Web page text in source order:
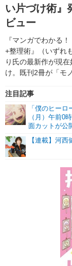
声優
動画
連載・ブロ
編集部ブログ・
い片づけ術』
ビュー
『マンガでわかる
+整理術』（いずれ
り氏の最新作が現
け。既刊2冊が「モ
注目記事
「僕のヒー
（月）午前0
面カットが公
【連載】河西